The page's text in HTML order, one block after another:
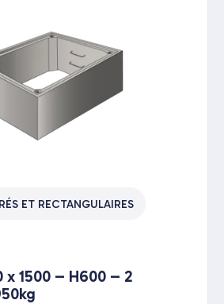
ET RECTANGULAIRES
x 1500 – H600 – 2